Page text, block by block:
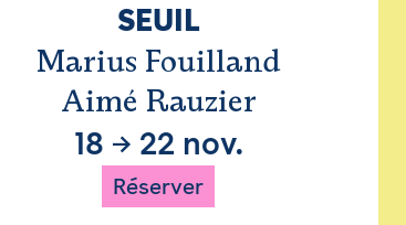
SEUIL
Marius Fouilland
Aimé Rauzier
18 → 22 nov.
Réserver